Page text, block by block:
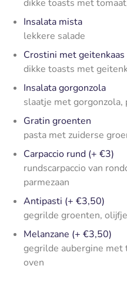
dikke toasts met
Insalata mista
lekkere salade
Crostini met
dikke toasts met
Insalata gorgonzola
slaatje met
Gratin groenten
pasta met zuiderse
Carpaccio rund (+ €3)
rundscarpaccio van
parmezaan
Antipasti (+ €3,50)
gegrilde groenten,
Melanzane (+ €3,50)
gegrilde aubergine met
oven